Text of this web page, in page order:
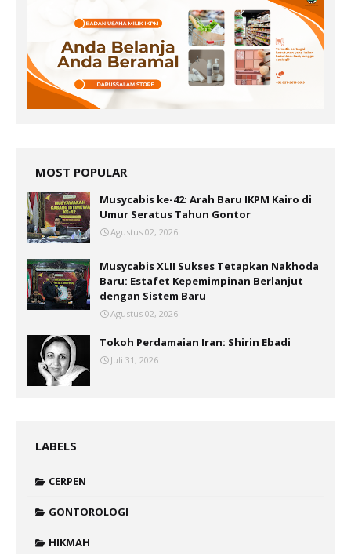
MOST POPULAR
Musycabis ke-42: Arah Baru IKPM Kairo di
Umur Seratus Tahun Gontor
Agustus 02, 2026
Musycabis XLII Sukses Tetapkan Nakhoda
Baru: Estafet Kepemimpinan Berlanjut
dengan Sistem Baru
Agustus 02, 2026
Tokoh Perdamaian Iran: Shirin Ebadi
Juli 31, 2026
LABELS
CERPEN
GONTOROLOGI
HIKMAH